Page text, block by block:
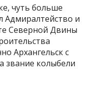
чуть больше
Адмиралтейство и
Северной Двины
Архангельск с
звание колыбели